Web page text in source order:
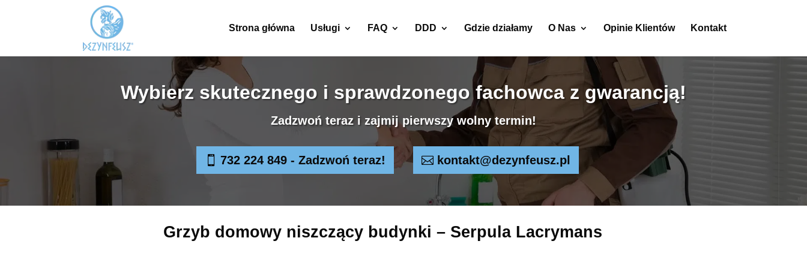
Strona główna Usługi FAQ DDD Gdzie działamy O Nas Opinie Klientów Kontakt
Wybierz skutecznego i sprawdzonego fachowca z gwarancją!
Zadzwoń teraz i zajmij pierwszy wolny termin!
732 224 849 - Zadzwoń teraz! kontakt@dezynfeusz.pl
Grzyb domowy niszczący budynki – Serpula Lacrymans